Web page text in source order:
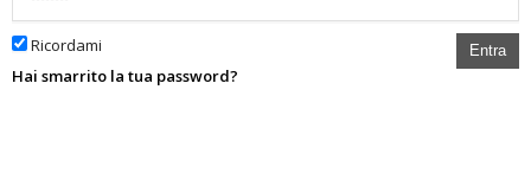
Ricordami Entra
Hai smarrito la tua password?